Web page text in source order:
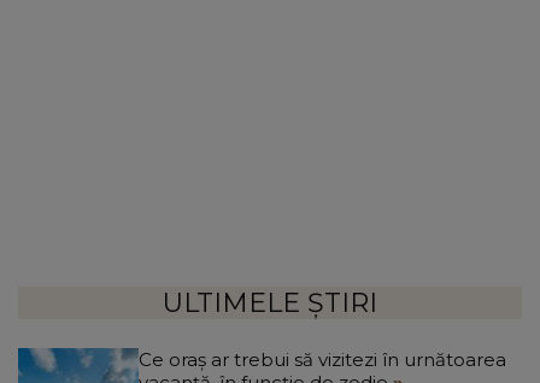
ULTIMELE ȘTIRI
Ce oraș ar trebui să vizitezi în urnătoarea